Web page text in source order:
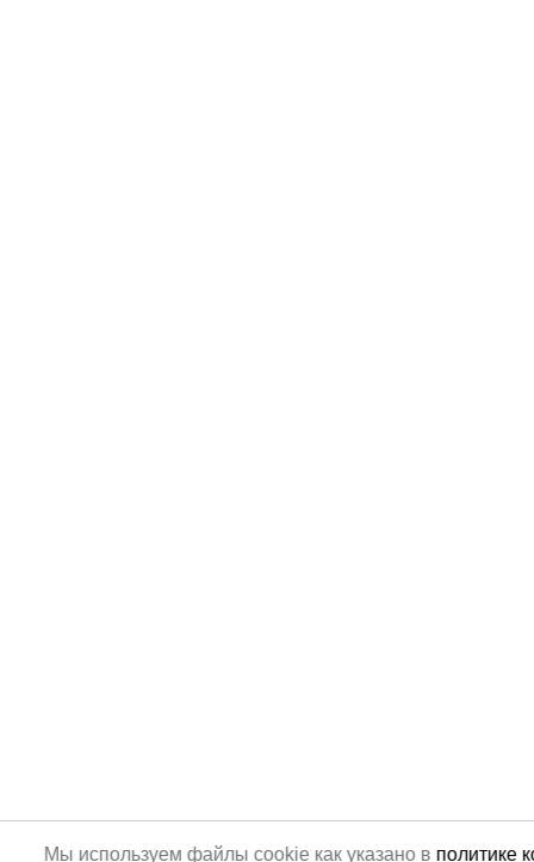
Мы используем файлы cookie как указано в политике